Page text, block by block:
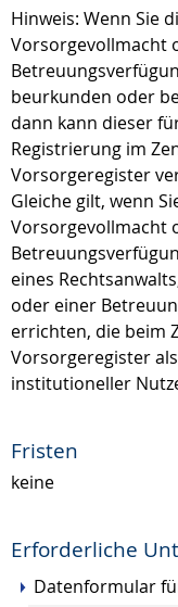
Hinweis: Wenn Sie
Vorsorgevollmacht
beurkunden oder
dann kann dieser
Registrierung im
Vorsorgeregister
Gleiche gilt, wenn
Vorsorgevollmacht
eines
oder einer
errichten, die beim
Vorsorgeregister
institutioneller
Fristen
keine
Erforderliche
Datenformular